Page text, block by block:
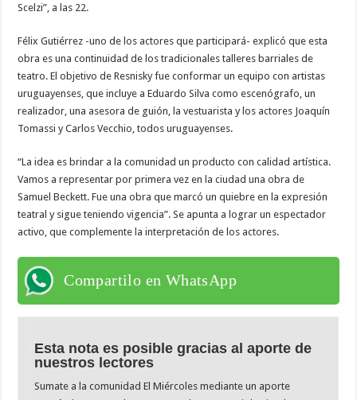
Scelzi”, a las 22.
Félix Gutiérrez -uno de los actores que participará- explicó que esta
obra es una continuidad de los tradicionales talleres barriales de
teatro. El objetivo de Resnisky fue conformar un equipo con artistas
uruguayenses, que incluye a Eduardo Silva como escenógrafo, un
realizador, una asesora de guión, la vestuarista y los actores Joaquín
Tomassi y Carlos Vecchio, todos uruguayenses.
“La idea es brindar a la comunidad un producto con calidad artística.
Vamos a representar por primera vez en la ciudad una obra de
Samuel Beckett. Fue una obra que marcó un quiebre en la expresión
teatral y sigue teniendo vigencia”. Se apunta a lograr un espectador
activo, que complemente la interpretación de los actores.
Compartilo en WhatsApp
Esta nota es posible gracias al aporte de
nuestros lectores
Sumate a la comunidad El Miércoles mediante un aporte